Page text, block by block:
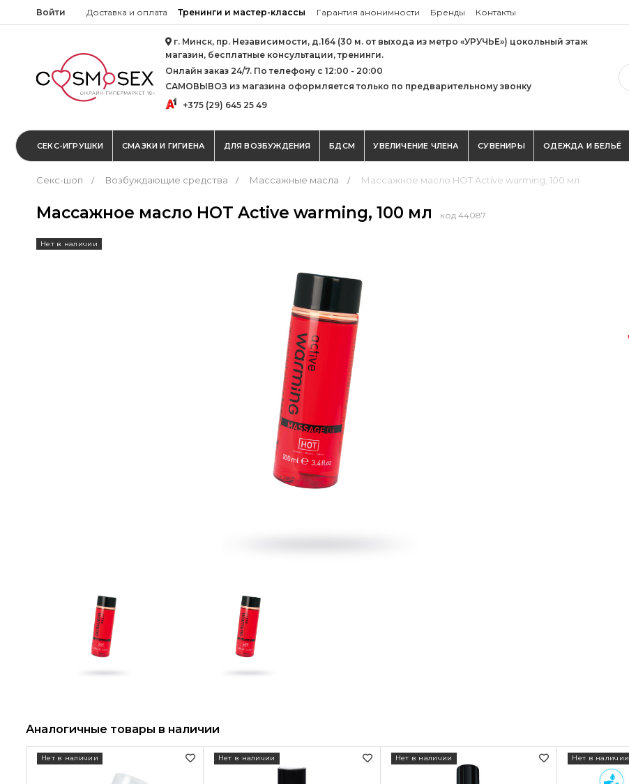
Войти Доставка и оплата Тренинги и мастер-классы Гарантия анонимности Бренды Контакты
г. Минск, пр. Независимости, д.164 (30 м. от выхода из метро «УРУЧЬЕ») цокольный этаж
магазин, бесплатные консультации, тренинги.
Онлайн заказ 24/7. По телефону с 12:00 - 20:00
САМОВЫВОЗ из магазина оформляется только по предварительному звонку
+375 (29) 645 25 49
СЕКС-ИГРУШКИ СМАЗКИ И ГИГИЕНА ДЛЯ ВОЗБУЖДЕНИЯ БДСМ УВЕЛИЧЕНИЕ ЧЛЕНА СУВЕНИРЫ ОДЕЖДА И БЕЛЬЁ
Секс-шоп Возбуждающие средства Массажные масла Массажное масло HOT Active warming, 100 мл
Массажное масло HOT Active warming, 100 мл код 44087
Нет в наличии
Аналогичные товары в наличии
Нет в наличии Нет в наличии Нет в наличии Нет в наличии